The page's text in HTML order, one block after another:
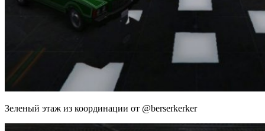
Зеленый этаж из координации от @berserkerker